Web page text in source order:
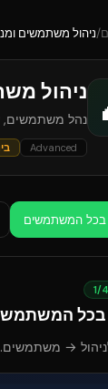
/ניהול משתמשים
ניהול
נהל משתמשים,
Advanced
המשתמשים
1/4
→